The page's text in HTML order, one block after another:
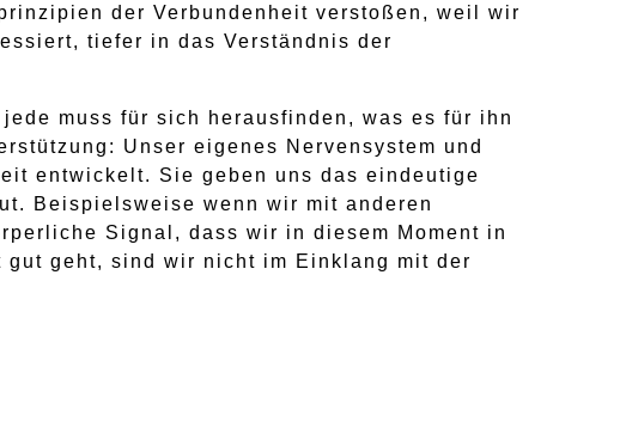
der Verbundenheit verstoßen, weil wir
tiefer in das Verständnis der
muss für sich herausfinden, was es für ihn
Unser eigenes Nervensystem und
entwickelt. Sie geben uns das eindeutige
Beispielsweise wenn wir mit anderen
Signal, dass wir in diesem Moment in
gut geht, sind wir nicht im Einklang mit der